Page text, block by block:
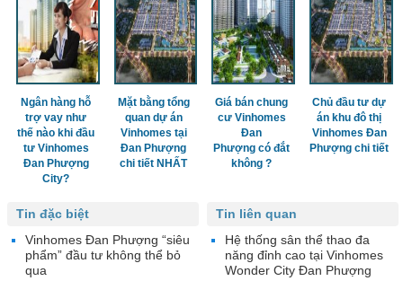
Ngân hàng hỗ
trợ vay như
thế nào khi đầu
tư Vinhomes
Đan Phượng
City?
Mặt bằng tổng
quan dự án
Vinhomes tại
Đan Phượng
chi tiết NHẤT
Giá bán chung
cư Vinhomes
Đan
Phượng có đắt
không ?
Chủ đầu tư dự
án khu đô thị
Vinhomes Đan
Phượng chi tiết
Tin liên quan
Hệ thống sân thể thao đa
năng đỉnh cao tại Vinhomes
Wonder City Đan Phượng
Tin đặc biệt
Vinhomes Đan Phượng “siêu
phẩm” đầu tư không thể bỏ
qua